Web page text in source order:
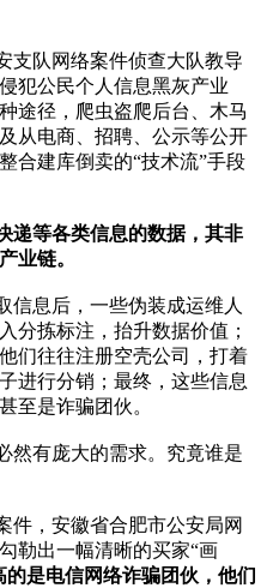
支队网络案件侦查大队教导
犯公民个人信息黑灰产业
途径，爬虫盗爬后台、木马
从电商、招聘、公示等公开
合建库倒卖的“技术流”手段
递等各类信息的数据，其非
业链。
信息后，一些伪装成运维人
分拣标注，抬升数据价值；
们往往注册空壳公司，打着
进行分销；最终，这些信息
至是诈骗团伙。
然有庞大的需求。究竟谁是
件，安徽省合肥市公安局网
勒出一幅清晰的买家“画
的是电信网络诈骗团伙，他们